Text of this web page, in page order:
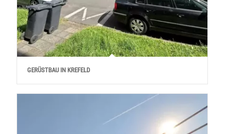
GERÜSTBAU IN KREFELD